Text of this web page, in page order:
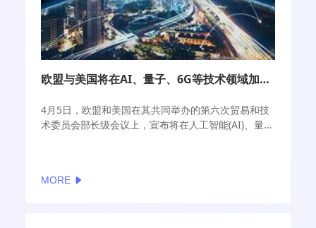
欧盟与美国将在AI、量子、6G等技术领域加强合作
4月5日，欧盟和美国在其共同举办的第六次贸易和技
术委员会部长级会议上，宣布将在人工智能(AI)、量子
MORE